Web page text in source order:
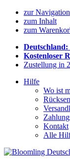
zur Navigation
zum Inhalt
zum
Deutschland:
Kostenloser
Zustellung in
Hilfe
Wo ist
Kontakt
Alle